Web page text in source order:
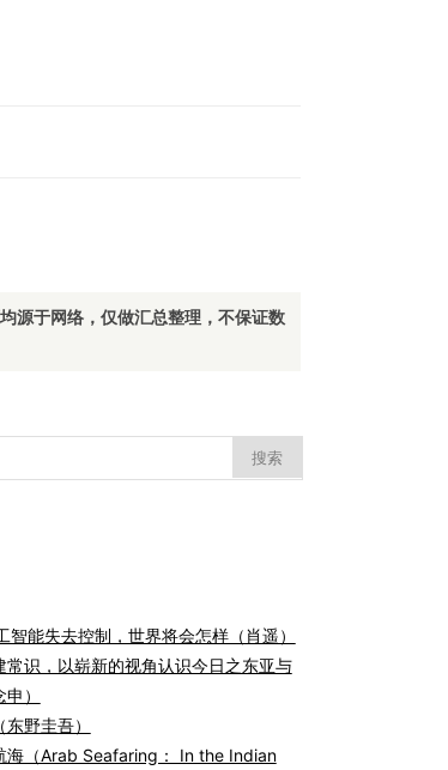
源于网络，仅做汇总整理，不保证数
智能失去控制，世界将会怎样（肖遥）
常识，以崭新的视角认识今日之东亚与
）
野圭吾）
海（Arab Seafaring： In the Indian